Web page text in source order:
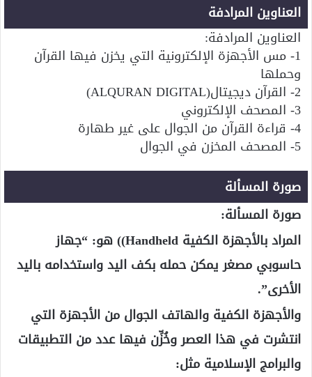
العناوين المرادفة
العناوين المرادفة:
1- مس الأجهزة الإلكترونية التي يخزن فيها القرآن
وحملها
2- القرآن ديجيتال(ALQURAN DIGITAL)
3- المصحف الإلكتروني
4- قراءة القرآن من الجوال على غير طهارة
5- المصحف المخزن في الجوال
صورة المسألة
صورة المسألة:
المراد بالأجهزة الكفية Handheld
)) هو: “جهاز
حاسوبي مصغر يمكن حمله بكف اليد واستخدامه باليد
الأخرى”.
والأجهزة الكفية والهاتف الجوال من الأجهزة التي
انتشرت في هذا العصر وخُزِّن فيها عدد من التطبيقات
والبرامج الإسلامية مثل: